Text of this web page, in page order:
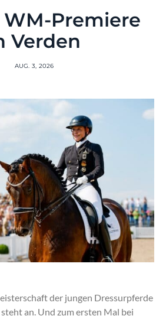
Premiere
Verden
AUG. 3, 2026
der jungen Dressurpferde
an. Und zum ersten Mal bei